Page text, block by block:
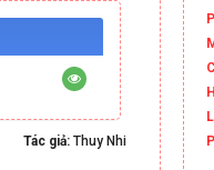
Tác giả: Thuy Nhi